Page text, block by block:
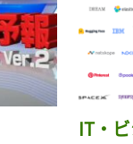
IT・